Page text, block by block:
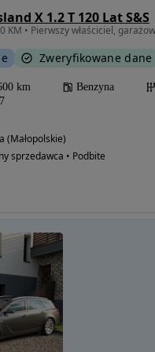
X 1.2 T 120 Lat S&S
Zweryfikowane dane
km Benzyna
(Małopolskie)
sprzedawca • Podbite